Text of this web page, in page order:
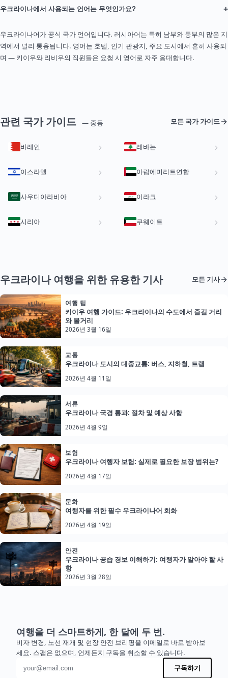
우크라이나에서 사용되는 언어는 무엇인가요? +
우크라이나어가 공식 국가 언어입니다. 러시아어는 특히 남부와 동부의 많은 지
역에서 널리 통용됩니다. 영어는 호텔, 인기 관광지, 주요 도시에서 흔히 사용되
며 — 키이우와 리비우의 직원들은 요청 시 영어로 자주 응대합니다.
관련 국가 가이드 — 중동 모든 국가 가이드
바레인 레바논
이스라엘 아랍에미리트연합
사우디아라비아 이라크
시리아 쿠웨이트
우크라이나 여행을 위한 유용한 기사 모든 기사
여행 팁
키이우 여행 가이드: 우크라이나의 수도에서 즐길 거리
와 볼거리
2026년 3월 16일
교통
우크라이나 도시의 대중교통: 버스, 지하철, 트램
2026년 4월 11일
서류
우크라이나 국경 통과: 절차 및 예상 사항
2026년 4월 9일
보험
우크라이나 여행자 보험: 실제로 필요한 보장 범위는?
2026년 4월 17일
문화
여행자를 위한 필수 우크라이나어 회화
2026년 4월 19일
안전
우크라이나 공습 경보 이해하기: 여행자가 알아야 할 사
항
2026년 3월 28일
여행을 더 스마트하게, 한 달에 두 번.
비자 변경, 노선 재개 및 현장 안전 브리핑을 이메일로 바로 받아보
세요. 스팸은 없으며, 언제든지 구독을 취소할 수 있습니다.
이메일 주소
구독하기